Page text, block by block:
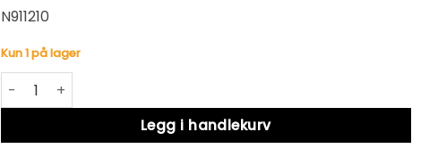
N911210
Kun 1 på lager
MOTOR & SWITCH SA antall
Legg i handlekurv
Alternative: